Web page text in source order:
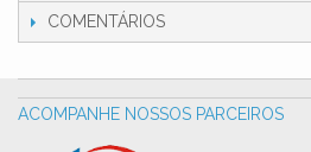
COMENTÁRIOS
ACOMPANHE NOSSOS PARCEIROS